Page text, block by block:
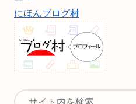
にほんブログ村